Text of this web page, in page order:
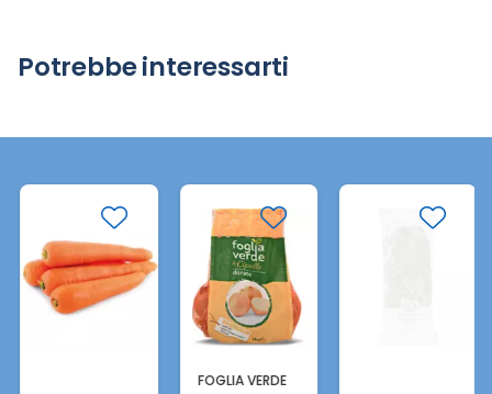
Potrebbe interessarti
FOGLIA VERDE